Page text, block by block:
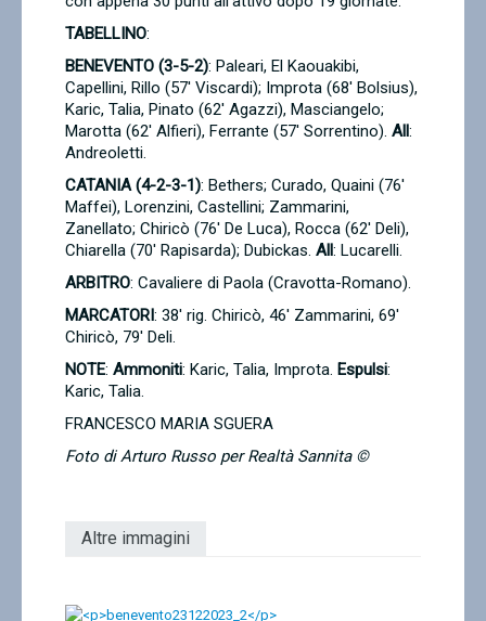
TABELLINO:
BENEVENTO (3-5-2): Paleari, El Kaouakibi,
Capellini, Rillo (57' Viscardi); Improta (68' Bolsius),
Karic, Talia, Pinato (62' Agazzi), Masciangelo;
Marotta (62' Alfieri), Ferrante (57' Sorrentino). All:
Andreoletti.
CATANIA (4-2-3-1): Bethers; Curado, Quaini (76'
Maffei), Lorenzini, Castellini; Zammarini,
Zanellato; Chiricò (76' De Luca), Rocca (62' Deli),
Chiarella (70' Rapisarda); Dubickas. All: Lucarelli.
ARBITRO: Cavaliere di Paola (Cravotta-Romano).
MARCATORI: 38' rig. Chiricò, 46' Zammarini, 69'
Chiricò, 79' Deli.
NOTE: Ammoniti: Karic, Talia, Improta. Espulsi:
Karic, Talia.
FRANCESCO MARIA SGUERA
Foto di Arturo Russo per Realtà Sannita ©
Altre immagini